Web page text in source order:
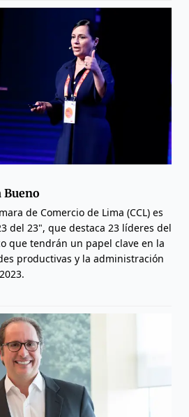
Bueno
de Comercio de Lima (CCL) es
del 23", que destaca 23 líderes del
que tendrán un papel clave en la
productivas y la administración